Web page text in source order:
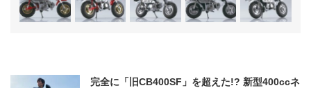
完全に「旧CB400SF」を超えた!? 新型400ccネ